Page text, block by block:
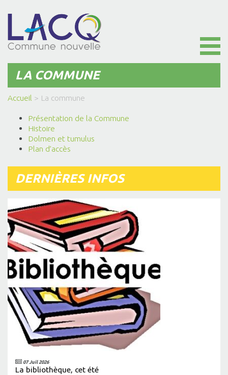
LA COMMUNE
Accueil > La commune
Présentation de la Commune
Histoire
Dolmen et tumulus
Plan d’accès
DERNIÈRES INFOS
07 Juil 2026
La bibliothèque, cet été